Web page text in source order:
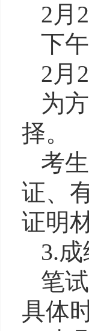
2月
下午
2月
为
择。
考
证、
证明
3.
笔
具体